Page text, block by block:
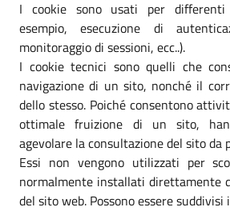
I cookie sono usati per
esempio, esecuzione di
monitoraggio di sessioni, ecc..).
I cookie tecnici sono quelli che
navigazione di un sito, nonché il
dello stesso. Poiché consentono
ottimale fruizione di un sito,
agevolare la consultazione del sito da
Essi non vengono utilizzati per
normalmente installati direttamente
del sito web. Possono essere suddivisi